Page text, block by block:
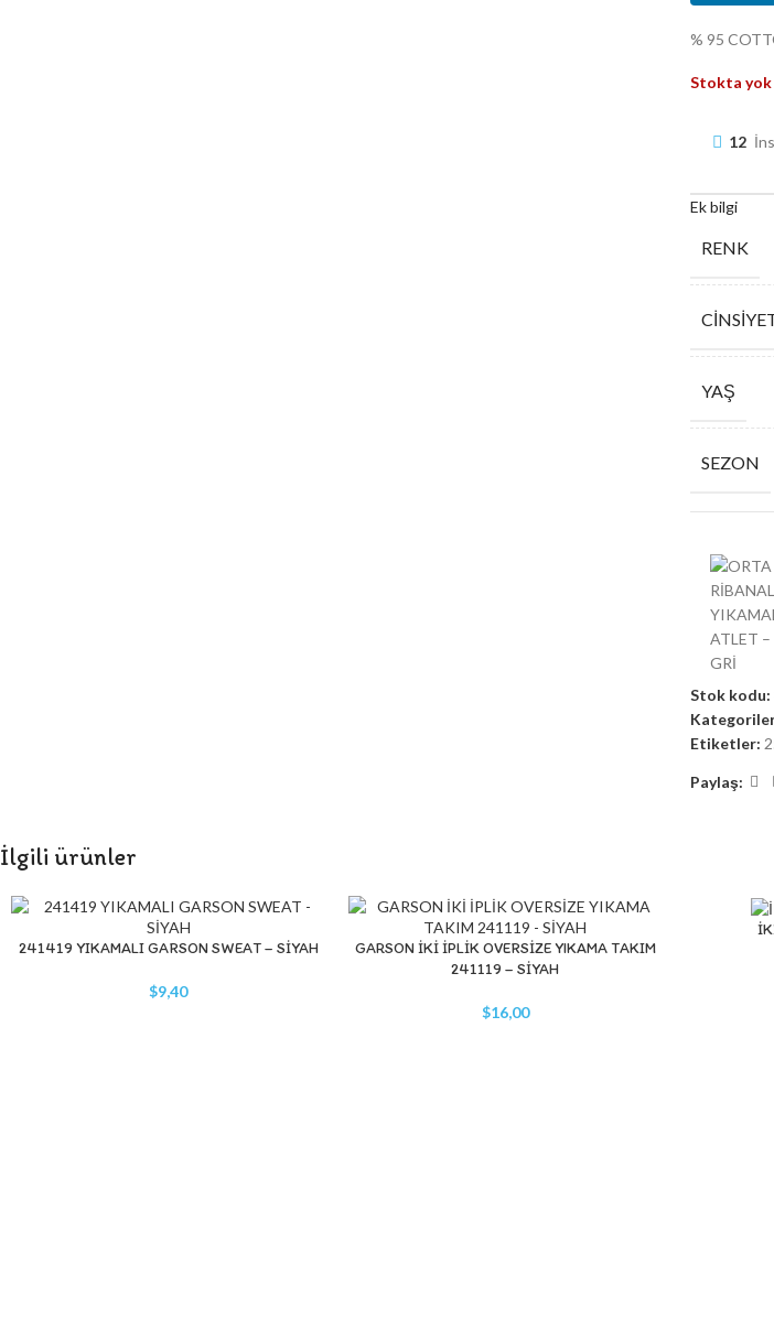
% 95
Stokta yok
12
Ek bilgi
RENK
YAŞ
SEZON
Stok kodu:
Etiketler:
Paylaş:
İlgili ürünler
SEPETE EKLE
241419 YIKAMALI GARSON SWEAT – SİYAH
$9,40
SEPETE EKLE
GARSON İKİ İPLİK OVERSİZE YIKAMA TAKIM
241119 – SİYAH
$16,00
SEPETE EKLE